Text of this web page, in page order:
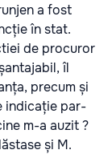
a fost
în stat.
de pro­cu­ror
îl
pre­cum și
indi­ca­ție par­
m-a auzit ?
și M.